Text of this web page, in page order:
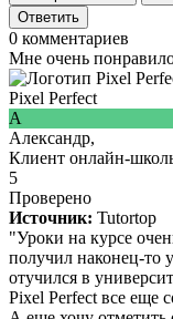
Ответить
0 комментариев
Мне очень
Pixel Perfect
А
Александр,
Клиент онлайн-
5
Проверено
Источник: Tutortop
"Уроки на курсе
получил наконец-то
отучился в
Pixel Perfect все еще